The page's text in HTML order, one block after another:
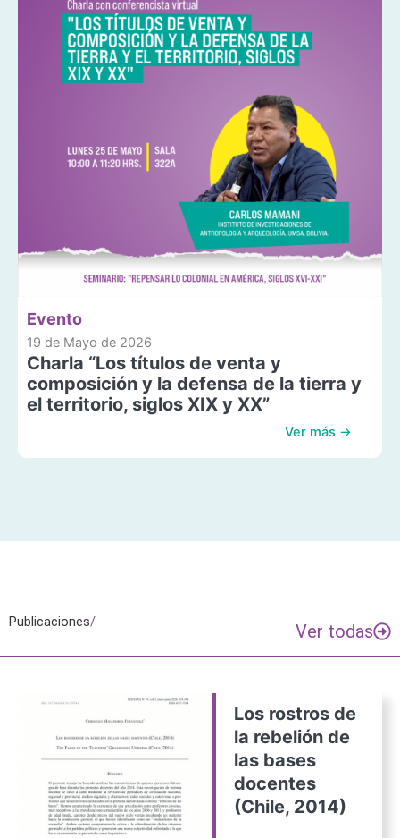
Evento
19 de Mayo de 2026
Charla “Los títulos de venta y
composición y la defensa de la tierra y
el territorio, siglos XIX y XX”
Ver más →
Publicaciones/ Ver todas
Los rostros de
la rebelión de
las bases
docentes
(Chile, 2014)